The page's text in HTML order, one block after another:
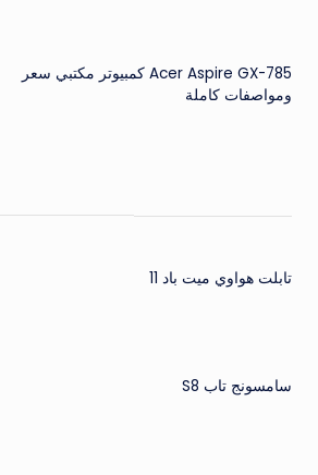
Acer Aspire GX-785 كمبيوتر مكتبي سعر
ومواصفات كاملة
تابلت هواوي ميت باد 11
سامسونج تاب S8